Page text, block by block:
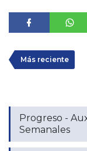
Más reciente
Progreso -
Semanales